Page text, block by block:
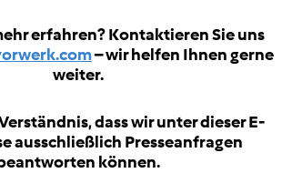
erfahren? Kontaktieren Sie uns
– wir helfen Ihnen gerne
weiter.
dass wir unter dieser E-
ausschließlich Presseanfragen
können.